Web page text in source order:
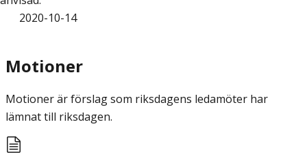
2020-10-14
Motioner
Motioner är förslag som riksdagens ledamöter har
lämnat till riksdagen.